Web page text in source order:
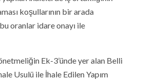
koşullarının bir arada
oranlar idare onayı ile
Ek-3’ünde yer alan Belli
Usulü ile İhale Edilen Yapım